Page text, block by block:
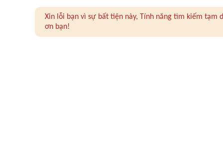
Xin lỗi bạn vì sự bất tiện này, Tính năng tìm kiếm
ơn bạn!